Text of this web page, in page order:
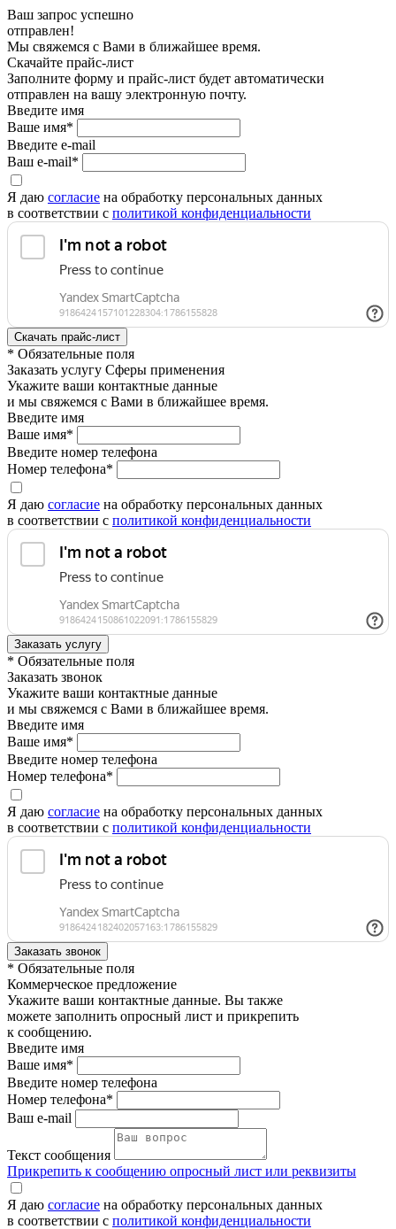
Ваш запрос успешно
отправлен!
Мы свяжемся с Вами в ближайшее время.
Скачайте прайс-лист
Заполните форму и прайс-лист будет автоматически
отправлен на вашу электронную почту.
Введите имя
Ваше имя*
Введите e-mail
Ваш e-mail*
Я даю согласие на обработку персональных данных
в соответствии с политикой конфиденциальности
* Обязательные поля
Заказать услугу Сферы применения
Укажите ваши контактные данные
и мы свяжемся с Вами в ближайшее время.
Введите имя
Ваше имя*
Введите номер телефона
Номер телефона*
Я даю согласие на обработку персональных данных
в соответствии с политикой конфиденциальности
* Обязательные поля
Заказать звонок
Укажите ваши контактные данные
и мы свяжемся с Вами в ближайшее время.
Введите имя
Ваше имя*
Введите номер телефона
Номер телефона*
Я даю согласие на обработку персональных данных
в соответствии с политикой конфиденциальности
* Обязательные поля
Коммерческое предложение
Укажите ваши контактные данные. Вы также
можете заполнить опросный лист и прикрепить
к сообщению.
Введите имя
Ваше имя*
Введите номер телефона
Номер телефона*
Ваш e-mail
Текст сообщения
Прикрепить к сообщению опросный лист или реквизиты
Я даю согласие на обработку персональных данных
в соответствии с политикой конфиденциальности